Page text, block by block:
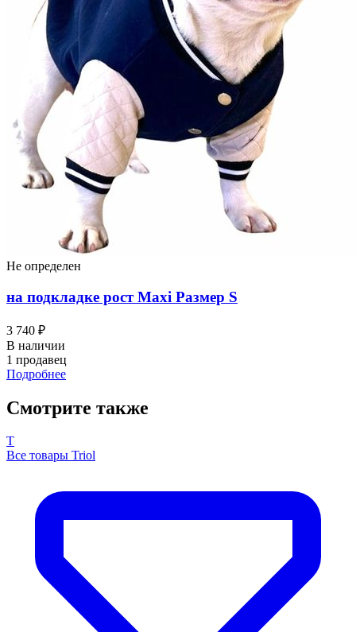
Не определен
на подкладке рост Maxi Размер S
3 740 ₽
В наличии
1 продавец
Подробнее
Смотрите также
T
Все товары Triol